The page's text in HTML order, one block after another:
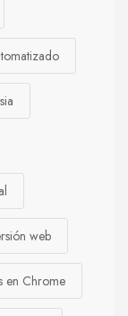
web
en Chrome